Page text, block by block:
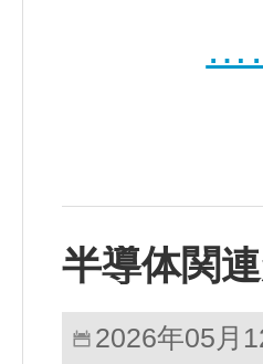
半導体関
2026年05月